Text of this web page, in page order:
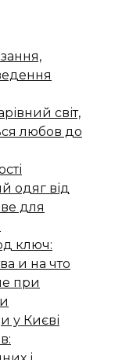
світ,
любов до
одяг від
для
ключ:
и на что
при
у Києві